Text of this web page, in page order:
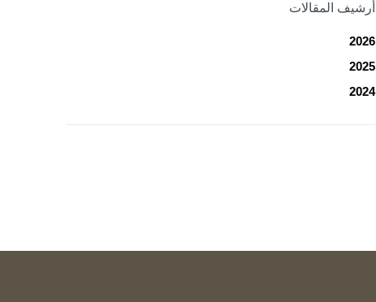
أرشيف المقالات
2026
2025
2024